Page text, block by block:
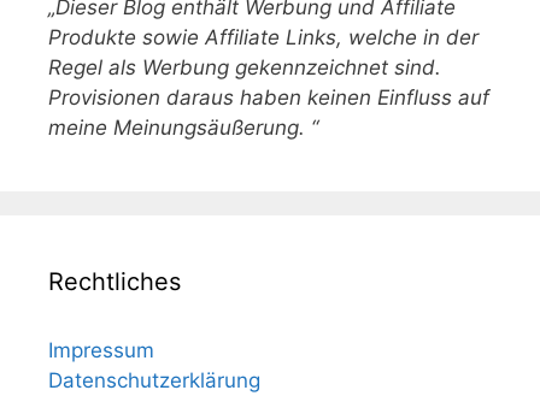
„Dieser Blog enthält Werbung und Affiliate
Produkte sowie Affiliate Links, welche in der
Regel als Werbung gekennzeichnet sind.
Provisionen daraus haben keinen Einfluss auf
meine Meinungsäußerung. “
Rechtliches
Impressum
Datenschutzerklärung